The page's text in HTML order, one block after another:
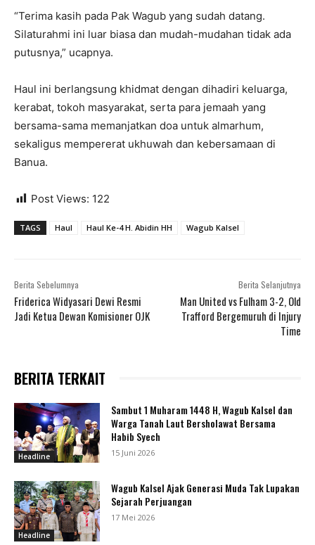
“Terima kasih pada Pak Wagub yang sudah datang.
Silaturahmi ini luar biasa dan mudah-mudahan tidak ada
putusnya,” ucapnya.
Haul ini berlangsung khidmat dengan dihadiri keluarga,
kerabat, tokoh masyarakat, serta para jemaah yang
bersama-sama memanjatkan doa untuk almarhum,
sekaligus mempererat ukhuwah dan kebersamaan di
Banua.
Post Views: 122
TAGS Haul Haul Ke-4 H. Abidin HH Wagub Kalsel
Berita Sebelumnya
Friderica Widyasari Dewi Resmi
Jadi Ketua Dewan Komisioner OJK
Berita Selanjutnya
Man United vs Fulham 3-2, Old
Trafford Bergemuruh di Injury
Time
BERITA TERKAIT
Headline
Sambut 1 Muharam 1448 H, Wagub Kalsel dan
Warga Tanah Laut Bersholawat Bersama
Habib Syech
15 Juni 2026
Headline
Wagub Kalsel Ajak Generasi Muda Tak Lupakan
Sejarah Perjuangan
17 Mei 2026